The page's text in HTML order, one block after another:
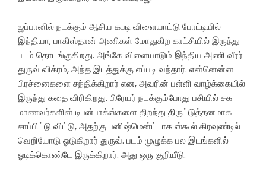
ஜப்பானில் நடக்கும் ஆசிய கபடி விளையாட்டு போட்டியில்
இந்தியா, பாகிஸ்தான் அணிகள் மோதுகிற காட்சியில் இருந்து
படம் தொடங்குகிறது. அங்கே விளையாடும் இந்திய அணி வீரர்
துருவ் விக்ரம், அந்த இடத்துக்கு எப்படி வந்தார். என்னென்ன
பிரச்னைகளை சந்திக்கிறார் என, அவரின் பள்ளி வாழ்க்கையில்
இருந்து கதை விரிகிறது. பிரேயர் நடக்கும்போது பசியில் சக
மாணவர்களின் டிபன்பாக்ஸ்களை திறந்து திருட்டுத்தனமாக
சாப்பிட்டு விட்டு, அதற்கு பனிஷ்மென்ட்டாக ஸ்கூல் கிரவுண்டில்
வெறியோடு ஓடுகிறார் துருவ். படம் முழுக்க பல இடங்களில்
ஓடிக்கொண்டே இருக்கிறார். அது ஒரு குறியீடு.